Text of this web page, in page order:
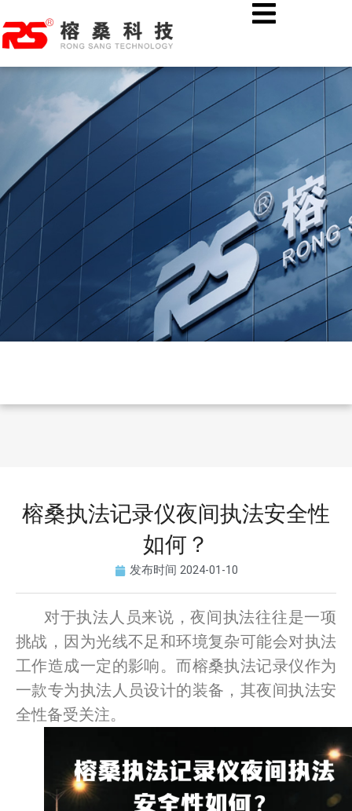
至
内
容
未来执法标配:5G高清执法记录仪,智能存储体现在哪里?
榕桑执法记录仪夜间执法安全性
如何？
发布时间 2024-01-10
对于执法人员来说，夜间执法往往是一项
挑战，因为光线不足和环境复杂可能会对执法
工作造成一定的影响。而榕桑执法记录仪作为
一款专为执法人员设计的装备，其夜间执法安
全性备受关注。